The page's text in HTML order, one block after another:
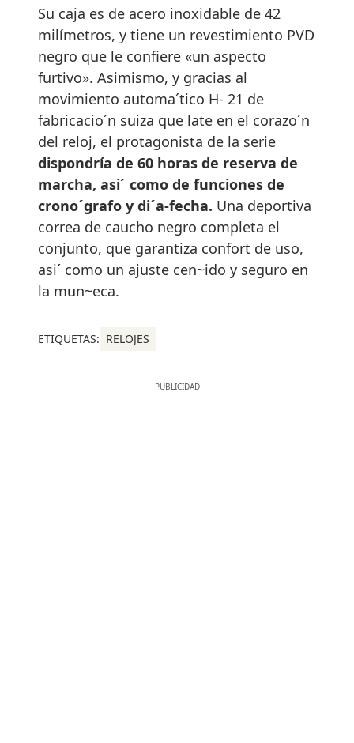
Su caja es de acero inoxidable de 42
milímetros, y tiene un revestimiento PVD
negro que le confiere «un aspecto
furtivo». Asimismo, y gracias al
movimiento automa´tico H- 21 de
fabricacio´n suiza que late en el corazo´n
del reloj, el protagonista de la serie
dispondría de 60 horas de reserva de
marcha, asi´ como de funciones de
crono´grafo y di´a-fecha. Una deportiva
correa de caucho negro completa el
conjunto, que garantiza confort de uso,
asi´ como un ajuste cen~ido y seguro en
la mun~eca.
ETIQUETAS: RELOJES